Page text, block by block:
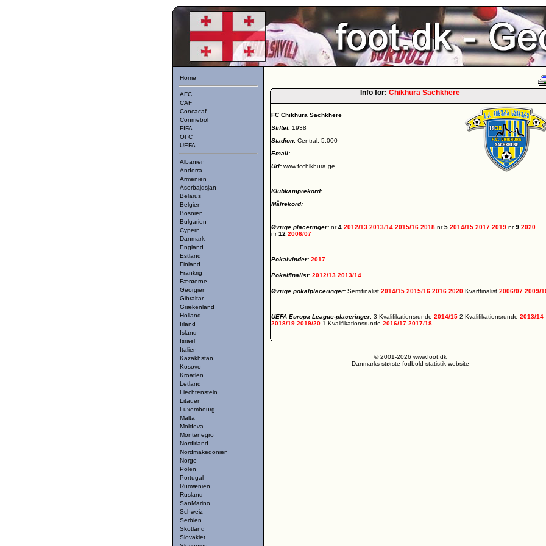
Home
AFC
CAF
Concacaf
Conmebol
FIFA
OFC
UEFA
Albanien
Andorra
Armenien
Aserbajdsjan
Belarus
Belgien
Bosnien
Bulgarien
Cypern
Danmark
England
Estland
Finland
Frankrig
Færøerne
Georgien
Gibraltar
Grækenland
Holland
Irland
Island
Israel
Italien
Kazakhstan
Kosovo
Kroatien
Letland
Liechtenstein
Litauen
Luxembourg
Malta
Moldova
Montenegro
Nordirland
Nordmakedonien
Norge
Polen
Portugal
Rumænien
Rusland
SanMarino
Schweiz
Serbien
Skotland
Slovakiet
Info for: Chikhura Sachkhere
FC Chikhura Sachkhere
Stiftet: 1938
Stadion: Central, 5.000
Email:
Url: www.fcchikhura.ge
Klubkamprekord:
Målrekord:
Øvrige placeringer: nr4 2012/13 2013/14 2015/16 2018 nr5 2014/15 2017 2019 nr9 2020
nr12 2006/07
Pokalvinder: 2017
Pokalfinalist: 2012/13 2013/14
Øvrige pokalplaceringer: Semifinalist 2014/15 2015/16 2016 2020 Kvartfinalist 2006/07 2009/
UEFA Europa League-placeringer: 3 Kvalifikationsrunde 2014/15 2 Kvalifikationsrunde 2013/14
2018/19 2019/20 1 Kvalifikationsrunde 2016/17 2017/18
© 2001-2026 www.foot.dk
Danmarks største fodbold-statistik-website